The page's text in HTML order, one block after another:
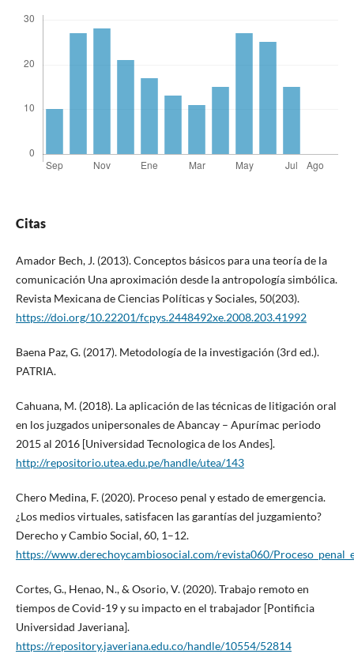
Citas
Amador Bech, J. (2013). Conceptos básicos para una teoría de la
comunicación Una aproximación desde la antropología simbólica.
Revista Mexicana de Ciencias Políticas y Sociales, 50(203).
https://doi.org/10.22201/fcpys.2448492xe.2008.203.41992
Baena Paz, G. (2017). Metodología de la investigación (3rd ed.).
PATRIA.
Cahuana, M. (2018). La aplicación de las técnicas de litigación oral
en los juzgados unipersonales de Abancay – Apurímac periodo
2015 al 2016 [Universidad Tecnologica de los Andes].
http://repositorio.utea.edu.pe/handle/utea/143
Chero Medina, F. (2020). Proceso penal y estado de emergencia.
¿Los medios virtuales, satisfacen las garantías del juzgamiento?
Derecho y Cambio Social, 60, 1–12.
https://www.derechoycambiosocial.com/revista060/
Cortes, G., Henao, N., & Osorio, V. (2020). Trabajo remoto en
tiempos de Covid-19 y su impacto en el trabajador [Pontificia
Universidad Javeriana].
https://repository.javeriana.edu.co/handle/10554/52814